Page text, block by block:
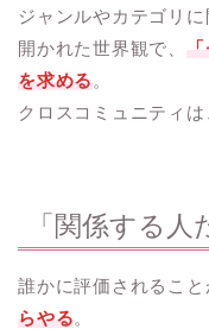
ジャンルやカテゴリ
開かれた世界観で、
「
を求める。
クロスコミュニティは
「関係する
誰かに評価されること
らやる。